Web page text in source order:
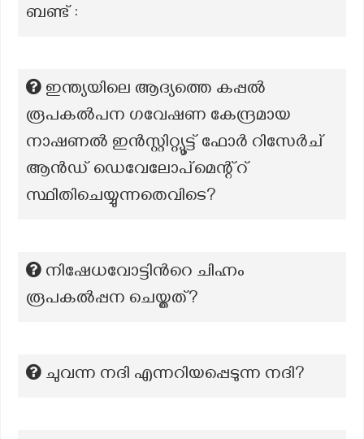
ബണ്ട് :
ഇന്ത്യയിലെ ആദ്യത്തെ കപ്പൽ
രൂപകൽപന ഗവേഷണ കേന്ദ്രമായ
നാഷണൽ ഇൻസ്റ്റിറ്റ്യൂട്ട് ഫോർ റിസേർച്
ആൻഡ് ഡെവേലോപ്മെന്റ്റ്
സ്ഥിതിചെയ്യുന്നതെവിടെ?
നിഷേധവോട്ടിന്‍റെ ചിഹ്നം
രൂപകൽപ്പന ചെയ്തത്?
ചുവന്ന നദി എന്നറിയപ്പെടുന്ന നദി?